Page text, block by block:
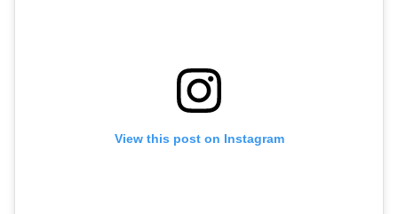
View this post on Instagram